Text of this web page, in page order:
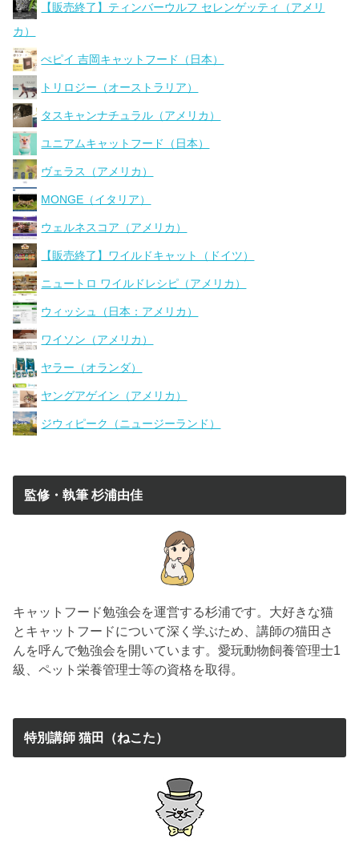
【販売終了】ティンバーウルフ セレンゲッティ（アメリ
カ）
ぺピイ 吉岡キャットフード（日本）
トリロジー（オーストラリア）
タスキャンナチュラル（アメリカ）
ユニアムキャットフード（日本）
ヴェラス（アメリカ）
MONGE（イタリア）
ウェルネスコア（アメリカ）
【販売終了】ワイルドキャット（ドイツ）
ニュートロ ワイルドレシピ（アメリカ）
ウィッシュ（日本：アメリカ）
ワイソン（アメリカ）
ヤラー（オランダ）
ヤングアゲイン（アメリカ）
ジウィピーク（ニュージーランド）
監修・執筆 杉浦由佳
キャットフード勉強会を運営する杉浦です。大好きな猫
とキャットフードについて深く学ぶため、講師の猫田さ
んを呼んで勉強会を開いています。愛玩動物飼養管理士1
級、ペット栄養管理士等の資格を取得。
特別講師 猫田（ねこた）